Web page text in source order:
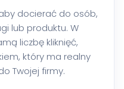
docierać do osób,
lub produktu. W
liczbę kliknięć,
który ma realny
Twojej firmy.